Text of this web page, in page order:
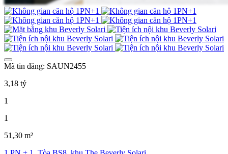
Mã tin đăng: SAUN2455
3,18 tỷ
1
1
51,30 m²